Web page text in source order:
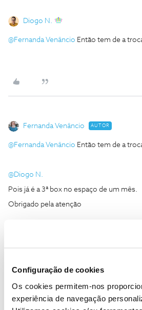
Configuração de cookies
Os cookies permitem-nos
experiência de navegação
Diogo N.
@Fernanda Venâncio Então tem de a
Fernanda Venâncio AUTOR
@Fernanda Venâncio Então tem de a
@Diogo N.
Pois já é a 3ª box no espaço de um mês.
Obrigado pela atenção